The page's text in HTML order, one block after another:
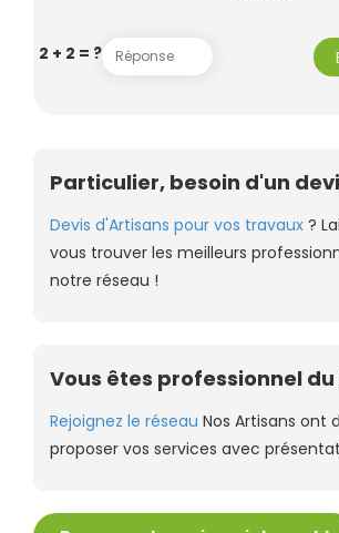
2 + 2 = ?
Particulier, besoin d'un
Devis d'Artisans pour vos travaux ?
vous trouver les meilleurs
notre réseau !
Vous êtes professionnel du
Rejoignez le réseau Nos Artisans ont
proposer vos services avec